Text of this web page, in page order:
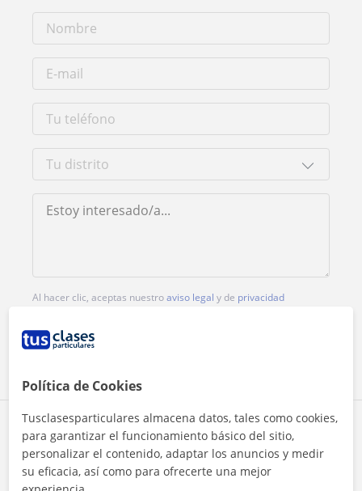
Comparte a este profesor
Al hacer clic, aceptas nuestroaviso legal y de privacidad
Política de Cookies
Tusclasesparticulares almacena datos, tales como cookies,
para garantizar el funcionamiento básico del sitio,
personalizar el contenido, adaptar los anuncios y medir
su eficacia, así como para ofrecerte una mejor